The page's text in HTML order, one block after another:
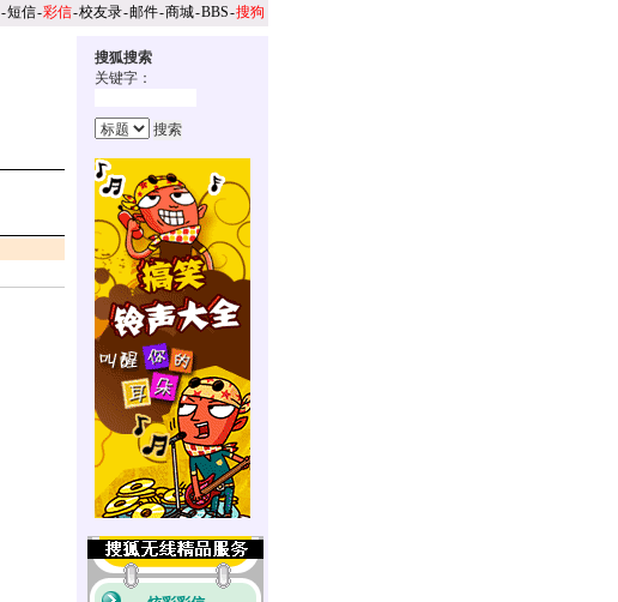
-短信-彩信-校友录-邮件-商城-BBS-搜狗
搜狐搜索
关键字：